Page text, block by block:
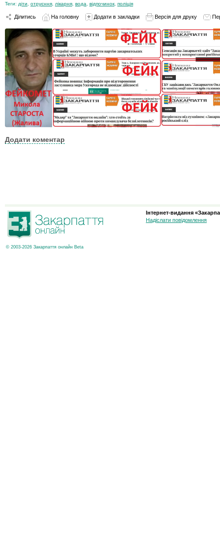
Теги: діти отруєння лікарня вода відпочинок поліція
Ділитись На головну Додати в закладки Версія для друку
Додати коментар
© 2003-2026 Закарпаття онлайн Beta
Інтернет-видання
Надіслати повідомлення